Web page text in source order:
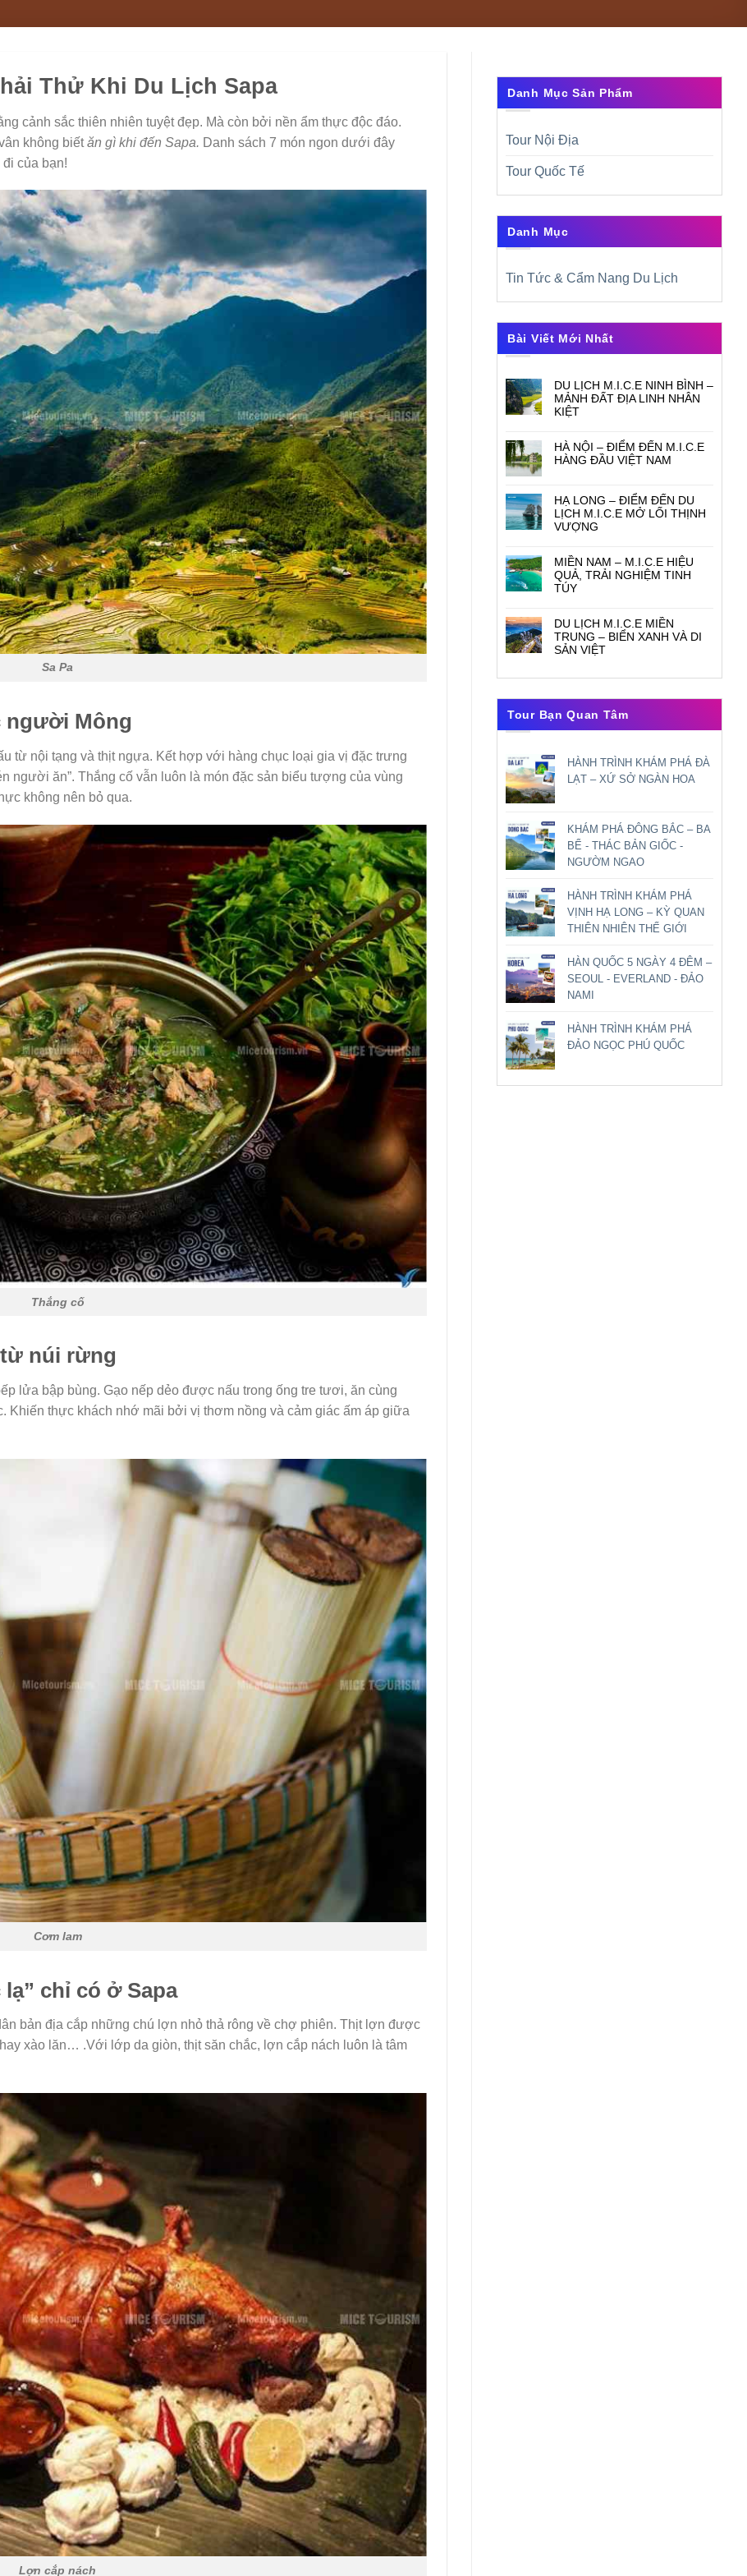
Thử Khi Du Lịch Sapa
cảnh sắc thiên nhiên tuyệt đẹp. Mà còn bởi nền ẩm thực độc đáo.
không biếtăn gì khi đến Sapa. Danh sách 7 món ngon dưới đây
của bạn!
Sa Pa
người Mông
từ nội tạng và thịt ngựa. Kết hợp với hàng chục loại gia vị đặc trưng
người ăn”. Thắng cố vẫn luôn là món đặc sản biểu tượng của vùng
không nên bỏ qua.
Thắng cố
núi rừng
lửa bập bùng. Gạo nếp dẻo được nấu trong ống tre tươi, ăn cùng
Khiến thực khách nhớ mãi bởi vị thơm nồng và cảm giác ấm áp giữa
Cơm lam
chỉ có ở Sapa
bản địa cắp những chú lợn nhỏ thả rông về chợ phiên. Thịt lợn được
xào lăn… .Với lớp da giòn, thịt săn chắc, lợn cắp nách luôn là tâm
Lợn cắp nách
Danh Mục Sản Phẩm
Tour Nội Địa
Tour Quốc Tế
Danh Mục
Tin Tức & Cẩm Nang Du Lịch
Bài Viết Mới Nhất
DU LỊCH M.I.C.E NINH BÌNH –
MẢNH ĐẤT ĐỊA LINH NHÂN
KIỆT
HÀ NỘI – ĐIỂM ĐẾN M.I.C.E
HÀNG ĐẦU VIỆT NAM
HẠ LONG – ĐIỂM ĐẾN DU
LỊCH M.I.C.E MỞ LỐI THỊNH
VƯỢNG
MIỀN NAM – M.I.C.E HIỆU
QUẢ, TRẢI NGHIỆM TINH
TÚY
DU LỊCH M.I.C.E MIỀN
TRUNG – BIỂN XANH VÀ DI
SẢN VIỆT
Tour Bạn Quan Tâm
HÀNH TRÌNH KHÁM PHÁ ĐÀ
LẠT – XỨ SỞ NGÀN HOA
KHÁM PHÁ ĐÔNG BẮC – BA
BỂ - THÁC BẢN GIỐC -
NGƯỜM NGAO
HÀNH TRÌNH KHÁM PHÁ
VỊNH HẠ LONG – KỲ QUAN
THIÊN NHIÊN THẾ GIỚI
HÀN QUỐC 5 NGÀY 4 ĐÊM –
SEOUL - EVERLAND - ĐẢO
NAMI
HÀNH TRÌNH KHÁM PHÁ
ĐẢO NGỌC PHÚ QUỐC